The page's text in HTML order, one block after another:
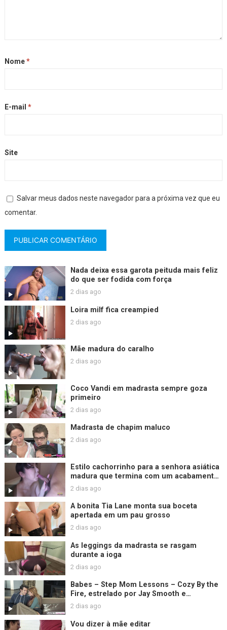
Nome*
E-mail *
Site
Salvar meus dados neste navegador para a próxima vez que eu
comentar.
Nada deixa essa garota peituda mais feliz
do que ser fodida com força
2 dias ago
Loira milf fica creampied
2 dias ago
Mãe madura do caralho
2 dias ago
Coco Vandi em madrasta sempre goza
primeiro
2 dias ago
Madrasta de chapim maluco
2 dias ago
Estilo cachorrinho para a senhora asiática
madura que termina com um acabamento
de creme desleixado
2 dias ago
A bonita Tia Lane monta sua boceta
apertada em um pau grosso
2 dias ago
As leggings da madrasta se rasgam
durante a ioga
2 dias ago
Babes – Step Mom Lessons – Cozy By the
Fire, estrelado por Jay Smooth e
Christiana Cinn e Jasmine Jae
2 dias ago
Vou dizer à mãe editar